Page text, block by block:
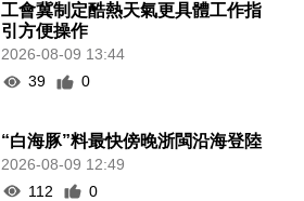
工會冀制定酷熱天氣更具體工作指
引方便操作
2026-08-09 13:44
39
0
“白海豚”料最快傍晚浙閩沿海登陸
2026-08-09 12:49
112
0